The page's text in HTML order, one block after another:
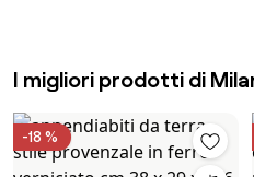
I migliori prodotti di
-18 %